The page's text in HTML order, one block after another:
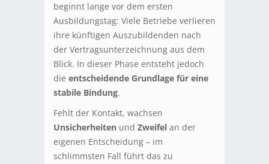
beginnt lange vor dem ersten
Ausbildungstag: Viele Betriebe verlieren
ihre künftigen Auszubildenden nach
der Vertragsunterzeichnung aus dem
Blick. In dieser Phase entsteht jedoch
die entscheidende Grundlage für eine
stabile Bindung.
Fehlt der Kontakt, wachsen
Unsicherheiten und Zweifel an der
eigenen Entscheidung – im
schlimmsten Fall führt das zu